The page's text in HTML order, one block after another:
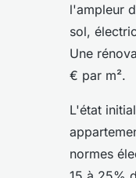
l'ampleur
sol,
Une
€ par m².
L'état
normes